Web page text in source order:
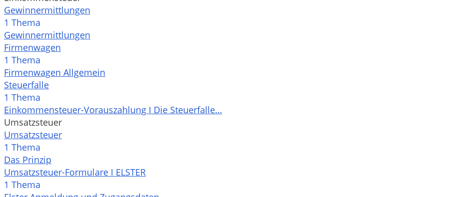
Gewinnermittlungen
1 Thema
Gewinnermittlungen
Firmenwagen
1 Thema
Firmenwagen Allgemein
Steuerfalle
1 Thema
Einkommensteuer-Vorauszahlung I Die Steuerfalle…
Umsatzsteuer
Umsatzsteuer
1 Thema
Das Prinzip
Umsatzsteuer-Formulare I ELSTER
1 Thema